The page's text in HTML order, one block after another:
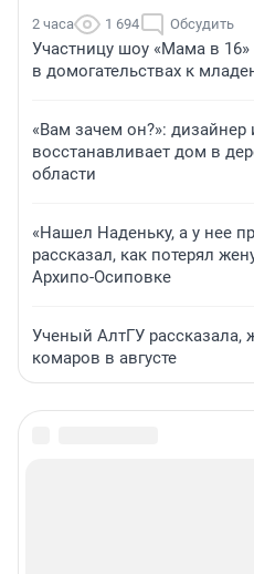
2 часа 1 694 Обсудить
Участницу шоу «Мама в
в домогательствах к
«Вам зачем он?»:
восстанавливает дом в
области
«Нашел Наденьку, а у нее
рассказал, как потерял
Архипо-Осиповке
Ученый АлтГУ рассказала,
комаров в августе